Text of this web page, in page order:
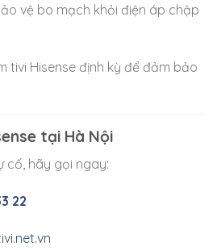
vệ bo mạch khỏi điện áp chập
tivi Hisense định kỳ để đảm bảo
tại Hà Nội
cố, hãy gọi ngay:
22